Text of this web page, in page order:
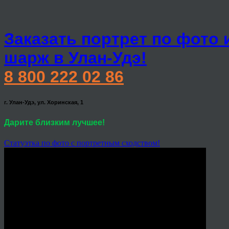
Заказать портрет по фото
шарж в Улан-Удэ!
8 800 222 02 86
г. Улан-Удэ, ул. Хоринская, 1
Дарите близким лучшее!
Статуэтка по фото с портретным сходством!